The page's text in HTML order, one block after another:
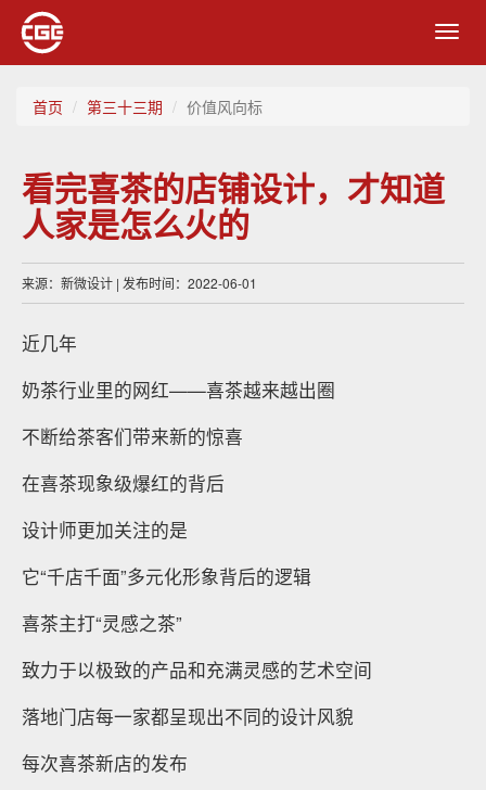
首页 第三十三期 价值风向标
看完喜茶的店铺设计，才知道
人家是怎么火的
来源：新微设计 | 发布时间：2022-06-01
近几年
奶茶行业里的网红——喜茶越来越出圈
不断给茶客们带来新的惊喜
在喜茶现象级爆红的背后
设计师更加关注的是
它“千店千面”多元化形象背后的逻辑
喜茶主打“灵感之茶”
致力于以极致的产品和充满灵感的艺术空间
落地门店每一家都呈现出不同的设计风貌
每次喜茶新店的发布